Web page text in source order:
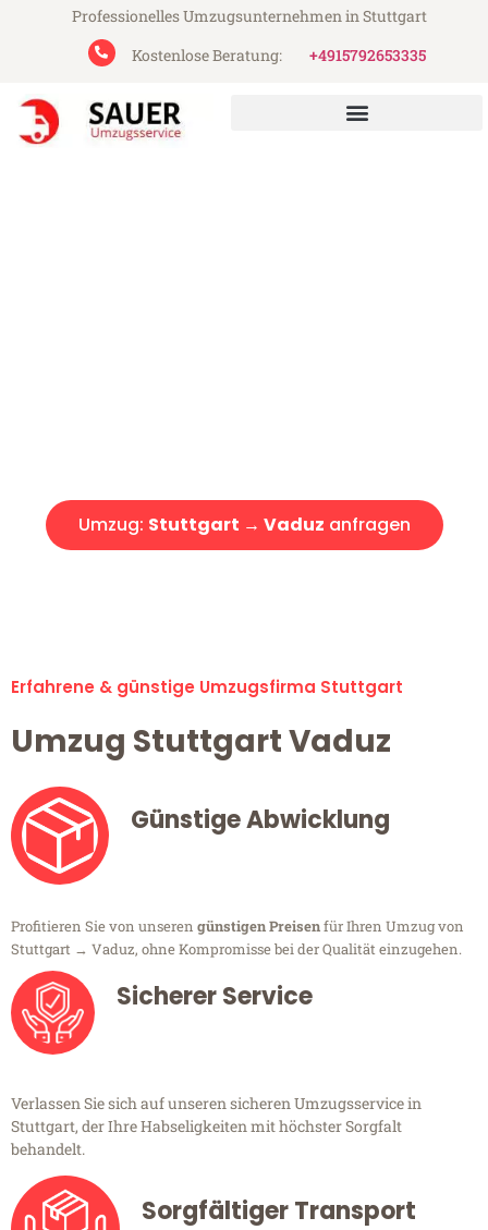
Professionelles Umzugsunternehmen in Stuttgart
Kostenlose Beratung:
+4915792653335
Umzug: Stuttgart → Vaduz anfragen
Erfahrene & günstige Umzugsfirma Stuttgart
Umzug Stuttgart Vaduz
Günstige Abwicklung
Profitieren Sie von unseren günstigen Preisenfür Ihren Umzug von
Stuttgart → Vaduz, ohne Kompromisse bei der Qualität einzugehen.
Sicherer Service
Verlassen Sie sich auf unseren sicheren Umzugsservice in
Stuttgart, der Ihre Habseligkeiten mit höchster Sorgfalt
behandelt.
Sorgfältiger Transport